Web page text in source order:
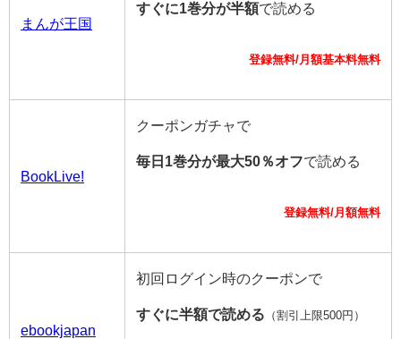
まんが王国
すぐに1巻分が半額で読める
登録無料/月額基本料無料
BookLive!
クーポンガチャで
毎日1巻分が最大50％オフで読める
登録無料/月額無料
ebookjapan
初回ログイン時のクーポンで
すぐに半額で読める （割引上限500円）